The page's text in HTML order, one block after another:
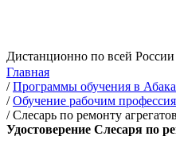
Дистанционно по всей России
Главная
/Программы обучения в
/Обучение рабочим
/Слесарь по ремонту агрегатов
Удостоверение Слесаря по